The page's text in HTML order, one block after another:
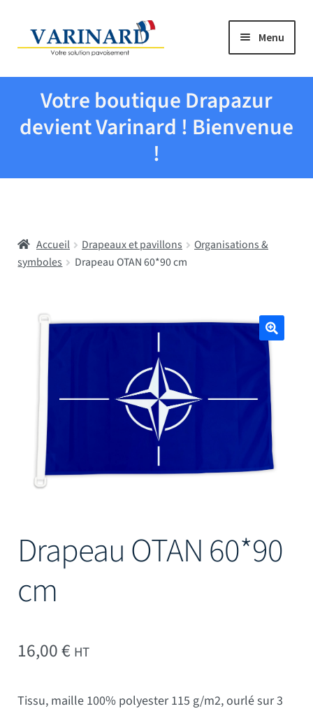
Aller à la navigation
Aller au contenu Menu
Tous les produits
Drapeaux et pavillons
Écoles
Mâts
Votre boutique Drapazur
devient Varinard ! Bienvenue
!
Accueil Drapeaux et pavillons
Organisations &
symboles
Drapeau OTAN 60*90 cm
🔍
Drapeau OTAN 60*90
cm
16,00€ HT
Tissu, maille 100% polyester 115 g/m2, ourlé sur 3